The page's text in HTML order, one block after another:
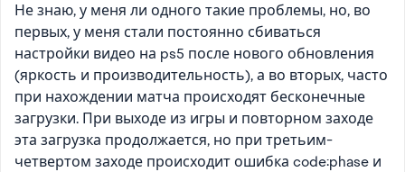
Не знаю, у меня ли одного такие проблемы, но, во
первых, у меня стали постоянно сбиваться
настройки видео на ps5 после нового обновления
(яркость и производительность), а во вторых, часто
при нахождении матча происходят бесконечные
загрузки. При выходе из игры и повторном заходе
эта загрузка продолжается, но при третьим-
четвертом заходе происходит ошибка code:phase и